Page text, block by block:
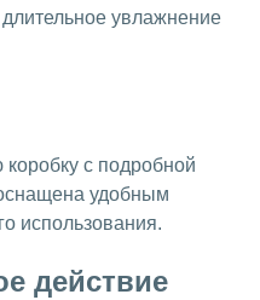
увлажнение
с подробной
удобным
использования.
действие